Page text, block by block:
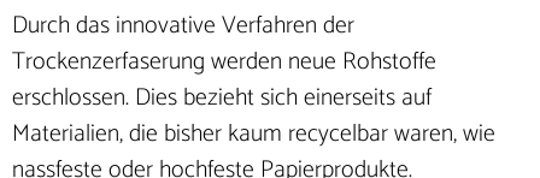
Durch das innovative Verfahren der
Trockenzerfaserung werden neue Rohstoffe
erschlossen. Dies bezieht sich einerseits auf
Materialien, die bisher kaum recycelbar waren, wie